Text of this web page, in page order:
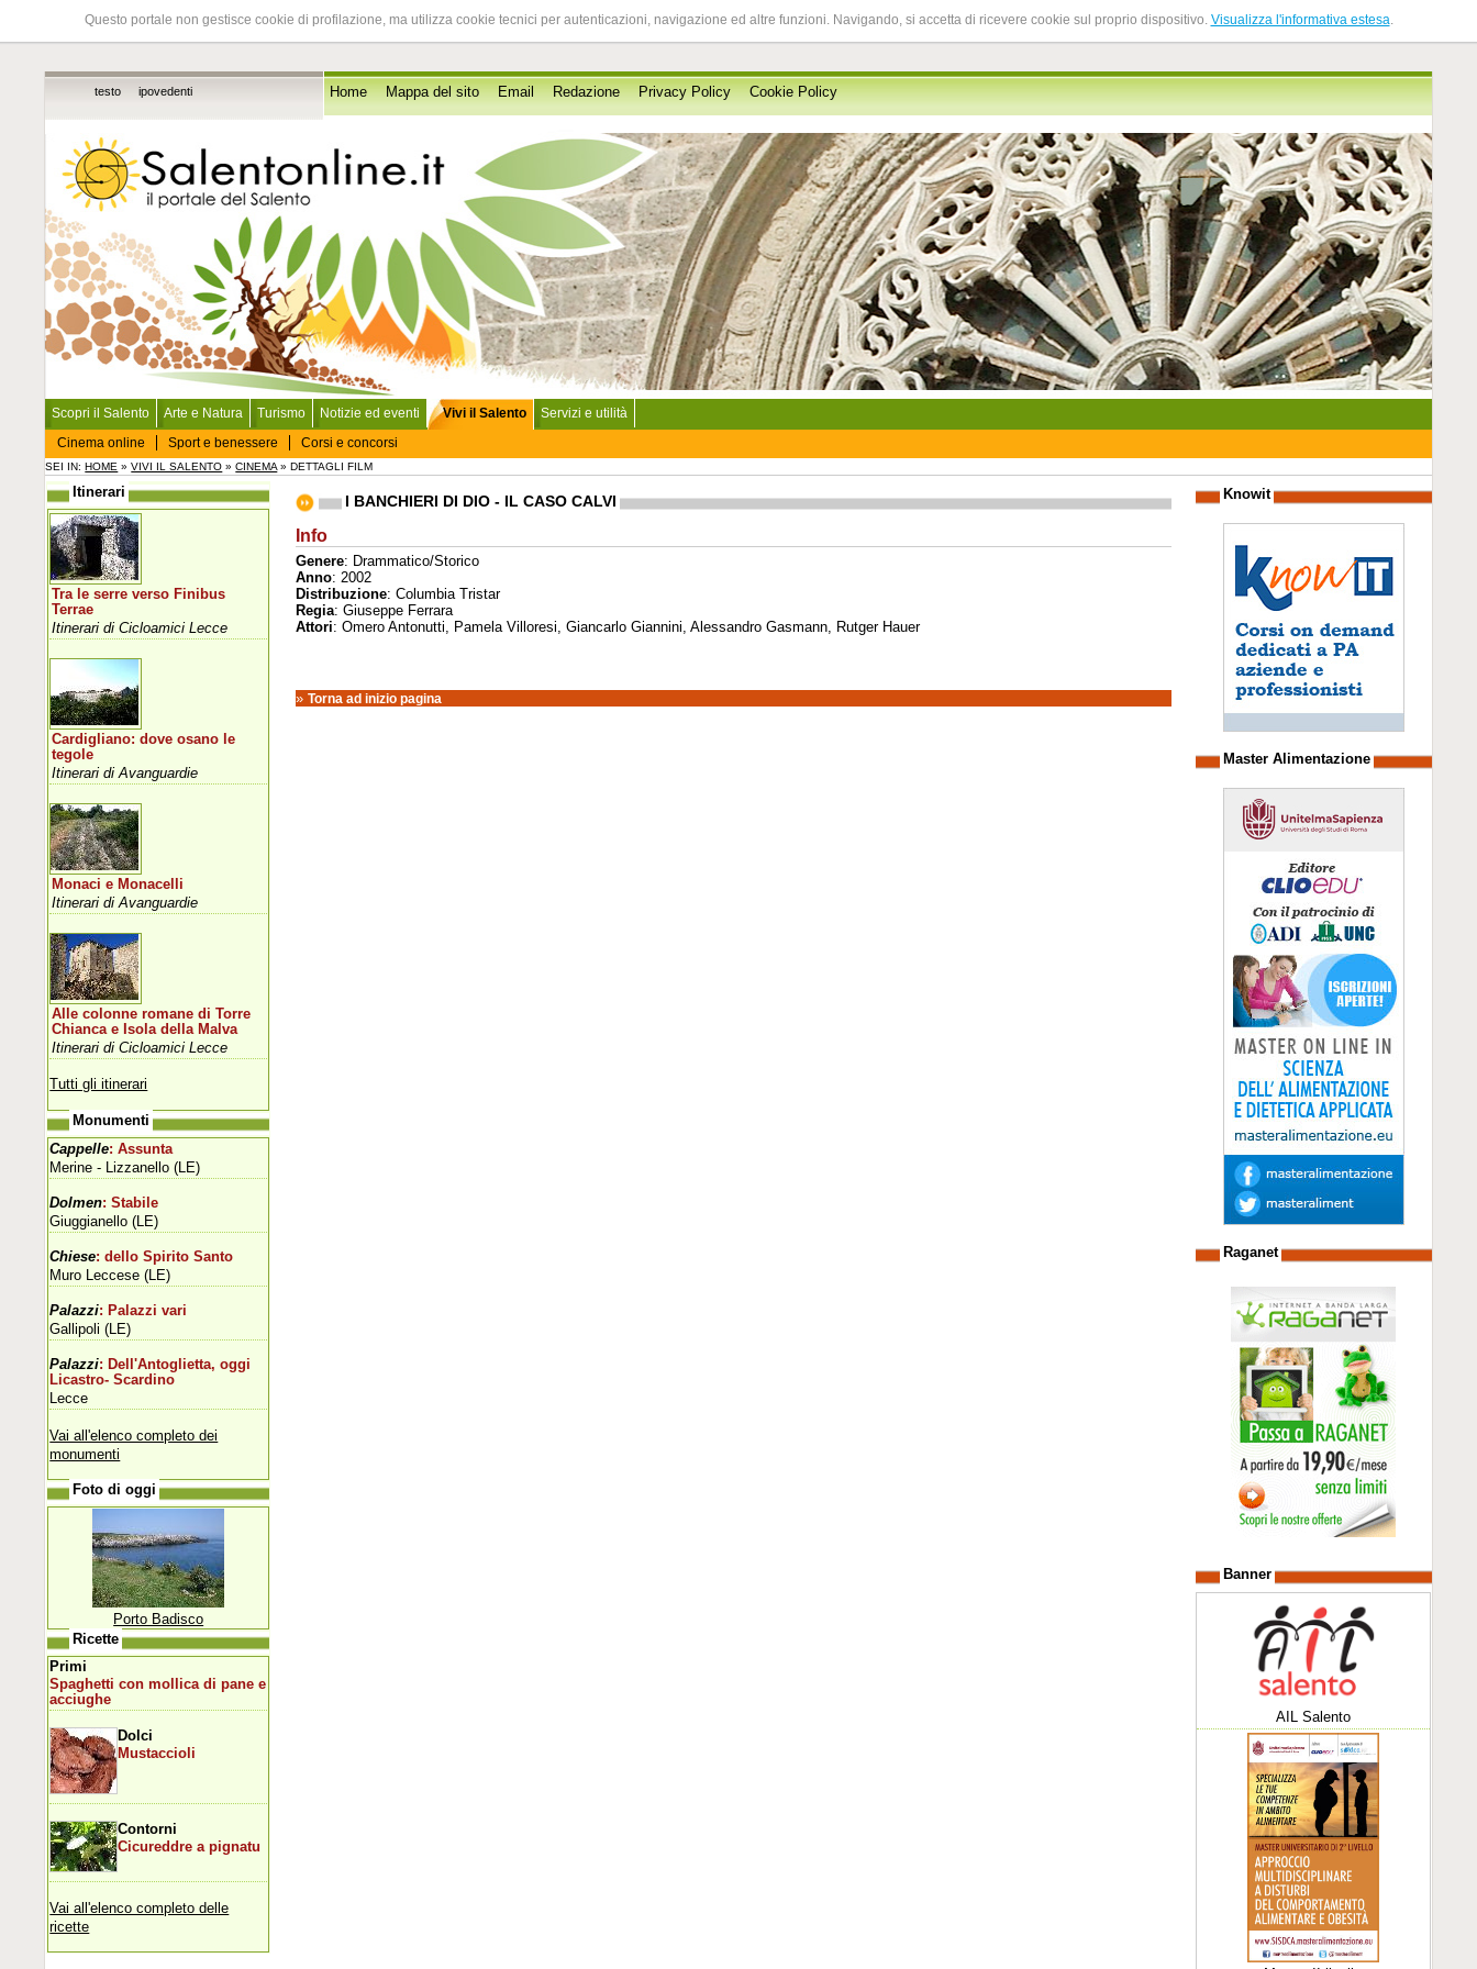
Questo portale non gestisce cookie di profilazione, ma utilizza cookie tecnici per autenticazioni, navigazione ed altre funzioni. Navigando, si accetta di ricevere cookie sul proprio dispositivo. Visualizza l'informativa estesa.
testo ipovedenti Home Mappa del sito Email Redazione Privacy Policy Cookie Policy
Scopri il Salento Arte e Natura Turismo Notizie ed eventi
Vivi il Salento
Cinema online
Sport e benessere Corsi e concorsi
Servizi e utilità
SEI IN:HOME »VIVI IL SALENTO »CINEMA » DETTAGLI FILM
I BANCHIERI DI DIO - IL CASO CALVI
Info
Genere: Drammatico/Storico
Anno: 2002
Distribuzione: Columbia Tristar
Regia: Giuseppe Ferrara
Attori: Omero Antonutti, Pamela Villoresi, Giancarlo Giannini, Alessandro Gasmann, Rutger Hauer
»Torna ad inizio pagina
Itinerari
Tra le serre verso Finibus
Terrae
Itinerari di Cicloamici Lecce
Cardigliano: dove osano le
tegole
Itinerari di Avanguardie
Monaci e Monacelli
Itinerari di Avanguardie
Alle colonne romane di Torre
Chianca e Isola della Malva
Itinerari di Cicloamici Lecce
Tutti gli itinerari
Monumenti
Cappelle: Assunta
Merine - Lizzanello (LE)
Dolmen: Stabile
Giuggianello (LE)
Chiese: dello Spirito Santo
Muro Leccese (LE)
Palazzi: Palazzi vari
Gallipoli (LE)
Palazzi: Dell'Antoglietta, oggi
Licastro- Scardino
Lecce
Vai all'elenco completo dei
monumenti
Foto di oggi
Porto Badisco
Ricette
Primi
Spaghetti con mollica di pane e
acciughe
Dolci
Mustaccioli
Contorni
Cicureddre a pignatu
Vai all'elenco completo delle
ricette
Knowit
Master Alimentazione
Raganet
Banner
AIL Salento